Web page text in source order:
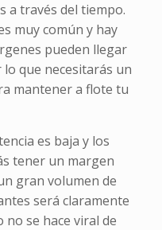
a través del tiempo.
muy común y hay
pueden llegar
que necesitarás un
mantener a flote tu
es baja y los
tener un margen
gran volumen de
será claramente
se hace viral de